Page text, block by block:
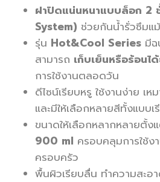
ฝาปิดแน่นหนาแบบล็อก 2
System) ช่วยกันน้ำรั่วซึมแ
รุ่น Hot&Cool Series มี
สามารถ เก็บเย็นหรือร้อนไ
การใช้งานตลอดวัน
ดีไซน์เรียบหรู ใช้งานง่าย เ
และมีให้เลือกหลายสีทั้งแบบเ
ขนาดให้เลือกหลากหลายตั้ง
900 ml ครอบคลุมการใช้ง
ครอบครัว
พื้นผิวเรียบลื่น ทำความสะอ